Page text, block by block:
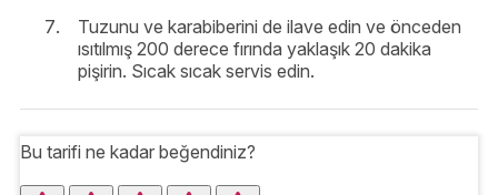
Tuzunu ve karabiberini de ilave edin ve önceden
ısıtılmış 200 derece fırında yaklaşık 20 dakika
pişirin. Sıcak sıcak servis edin.
Bu tarifi ne kadar beğendiniz?